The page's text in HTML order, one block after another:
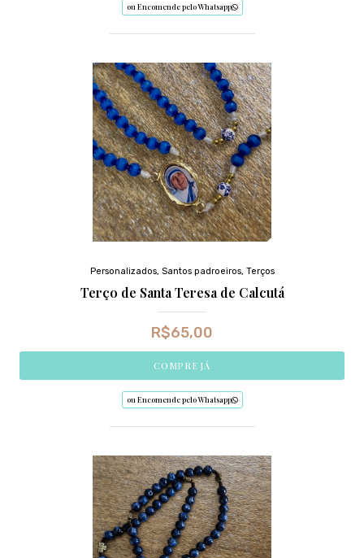
ou Encomende pelo Whatsapp
Personalizados, Santos padroeiros, Terços
Terço de Santa Teresa de Calcutá
R$65,00
COMPRE JÁ
ou Encomende pelo Whatsapp